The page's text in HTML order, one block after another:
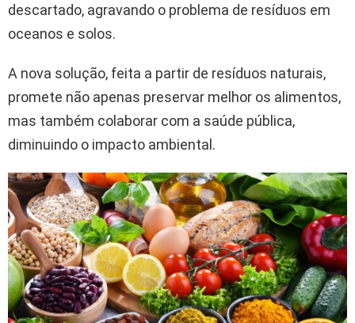
descartado, agravando o problema de resíduos em
oceanos e solos.
A nova solução, feita a partir de resíduos naturais,
promete não apenas preservar melhor os alimentos,
mas também colaborar com a saúde pública,
diminuindo o impacto ambiental.